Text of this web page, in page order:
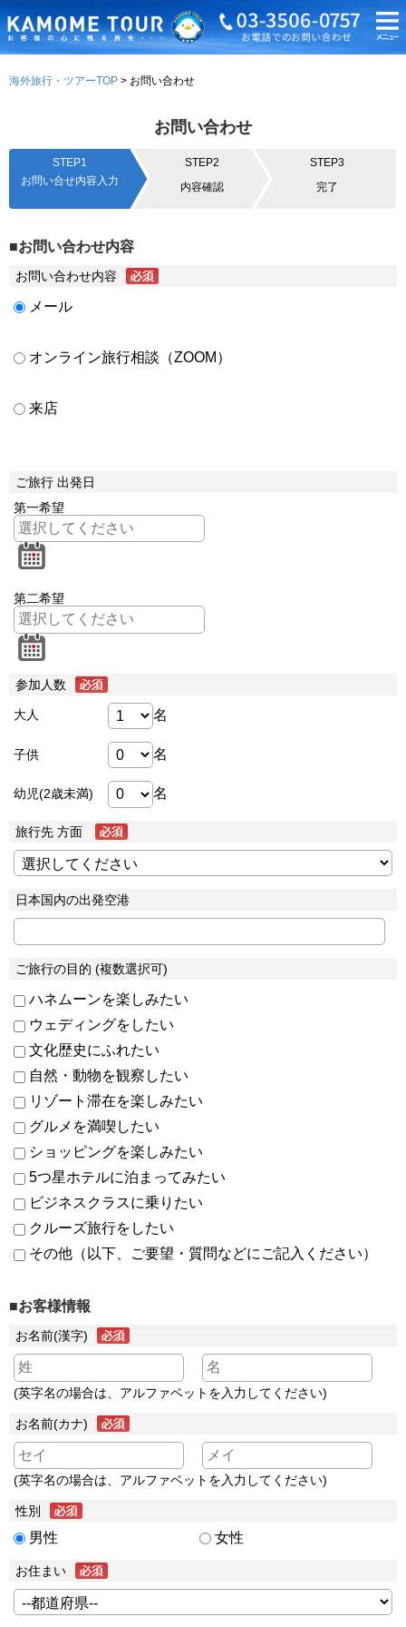
海外旅行・ツアーTOP お問い合わせ
お問い合わせ
STEP1
お問い合せ内容入力
STEP2
内容確認
STEP3
完了
■お問い合わせ内容
お問い合わせ内容
メール
オンライン旅行相談（ZOOM）
来店
ご旅行 出発日
第一希望
第二希望
参加人数
大人 名
子供 名
幼児(2歳未満) 名
旅行先 方面
日本国内の出発空港
ご旅行の目的 (複数選択可)
ハネムーンを楽しみたい
ウェディングをしたい
文化歴史にふれたい
自然・動物を観察したい
リゾート滞在を楽しみたい
グルメを満喫したい
ショッピングを楽しみたい
5つ星ホテルに泊まってみたい
ビジネスクラスに乗りたい
クルーズ旅行をしたい
その他（以下、ご要望・質問などにご記入ください）
■お客様情報
お名前(漢字)
(英字名の場合は、アルファベットを入力してください)
お名前(カナ)
(英字名の場合は、アルファベットを入力してください)
性別
男性 女性
お住まい